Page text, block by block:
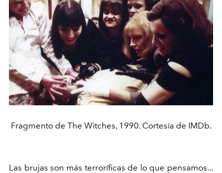
Fragmento de The Witches, 1990. Cortesía de IMDb.
Las brujas son más terroríficas de lo que pensamos...